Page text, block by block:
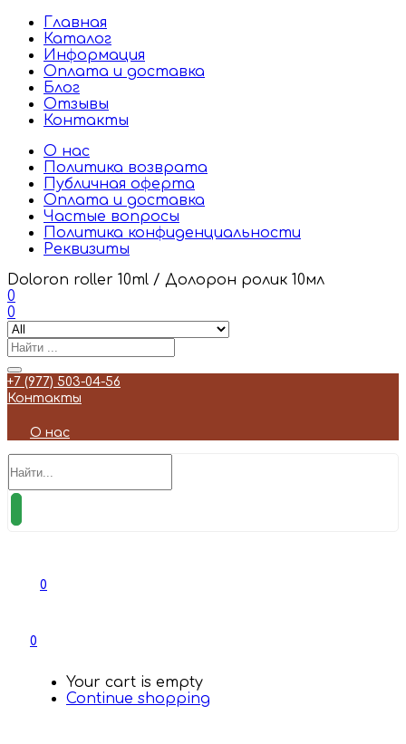
Главная
Каталог
Информация
Оплата и доставка
Блог
Отзывы
Контакты
О нас
Политика возврата
Публичная оферта
Оплата и доставка
Частые вопросы
Политика конфиденциальности
Реквизиты
Doloron roller 10ml / Долорон ролик 10мл
0
0
+7 (977) 503-04-56
Контакты
О нас
0
0
Your cart is empty
Continue shopping